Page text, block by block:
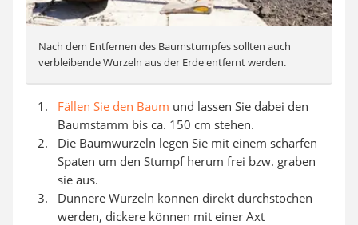
Nach dem Entfernen des Baumstumpfes sollten auch
verbleibende Wurzeln aus der Erde entfernt werden.
Fällen Sie den Baum und lassen Sie dabei den
Baumstamm bis ca. 150 cm stehen.
Die Baumwurzeln legen Sie mit einem scharfen
Spaten um den Stumpf herum frei bzw. graben
sie aus.
Dünnere Wurzeln können direkt durchstochen
werden, dickere können mit einer Axt